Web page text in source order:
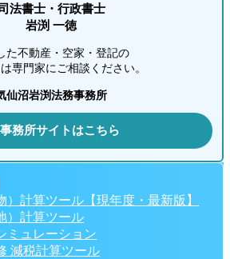
法書士・行政書士
岩渕 一徳
た不動産・空家・登記の
専門家にご相談ください。
仙沼岩渕法務事務所
事務所サイトはこちら
）計算ツール【現年度・最新版】
）計算ツール
ミュレーション
減税計算ツール